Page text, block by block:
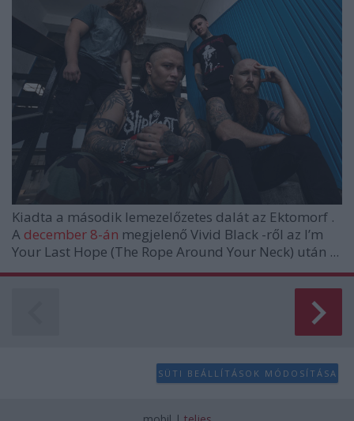
Kiadta a második lemezelőzetes dalát az Ektomorf .
A december 8-án megjelenő Vivid Black -ről az I’m
Your Last Hope (The Rope Around Your Neck) után ...
SÜTI BEÁLLÍTÁSOK MÓDOSÍTÁSA